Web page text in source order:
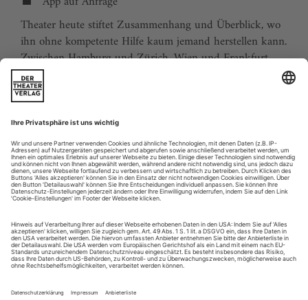
Theater heute stiftet Zusammenhang und Überblick, wo
ihn ohne kompetente Hilfe kaum jemand herstellen kann.
Zwischen Hamburg und Zürich, Wien und Frankfurt,
Jena und Aachen gibt es wie nirgends auf der Welt eine
dichte, vielfältige und produktive Theaterszene. Mit
Theater heute sind Sie jederzeit über die wichtigsten
Ereignisse informiert. Theater heute erscheint 12-mal im
Jahr mit einem Doppelheft im Juli und dem Jahrbuch im
August.
Sie erhalten Zugang zum Online-Archiv von Theater
heute und können sowohl das aktuelle ePaper als auch
das ePaper-Archiv über Ihren Account auf www.der-
theaterverlag.de einsehen. Zugang zur App auf Anfrage.
Das Abonnement hat eine Laufzeit von einem Monat und
verlängert sich jeweils um einen weiteren Monat, sofern
es nicht vom Kunden auf der Seite „Mein Konto/Meine
Bestellungen“ auf www.der-theaterverlag.de gekündigt